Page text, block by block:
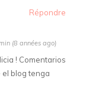
Répondre
(8 années ago)
! Comentarios
el blog tenga